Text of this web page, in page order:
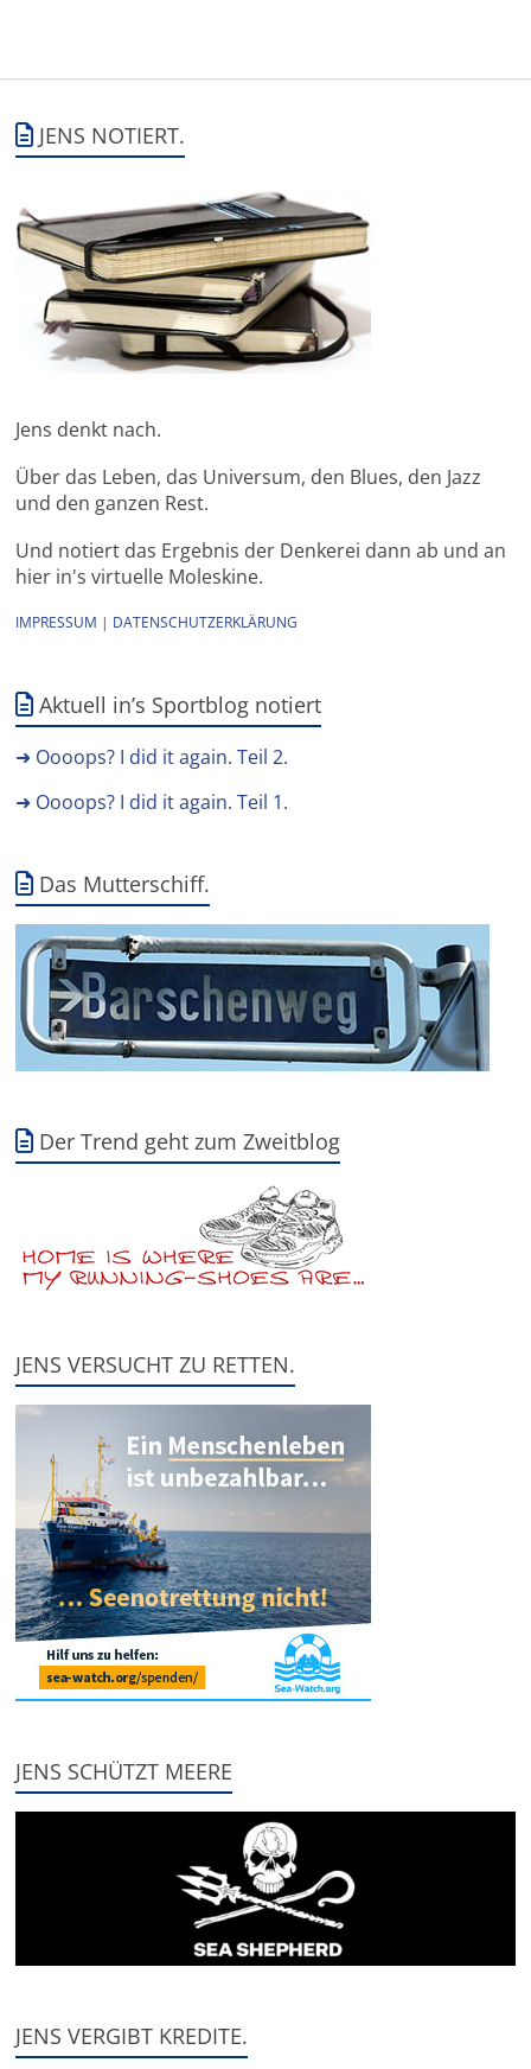
JENS NOTIERT.
Jens denkt nach.
Über das Leben, das Universum, den Blues, den Jazz
und den ganzen Rest.
Und notiert das Ergebnis der Denkerei dann ab und an
hier in's virtuelle Moleskine.
IMPRESSUM | DATENSCHUTZERKLÄRUNG
Aktuell in’s Sportblog notiert
➜ Oooops? I did it again. Teil 2.
➜ Oooops? I did it again. Teil 1.
Das Mutterschiff.
Der Trend geht zum Zweitblog
JENS VERSUCHT ZU RETTEN.
JENS SCHÜTZT MEERE
JENS VERGIBT KREDITE.